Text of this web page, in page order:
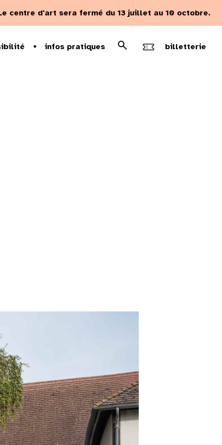
centre d'art sera fermé du 13 juillet au 10 octobre.
infos pratiques Recherche
Rechercher billetterie